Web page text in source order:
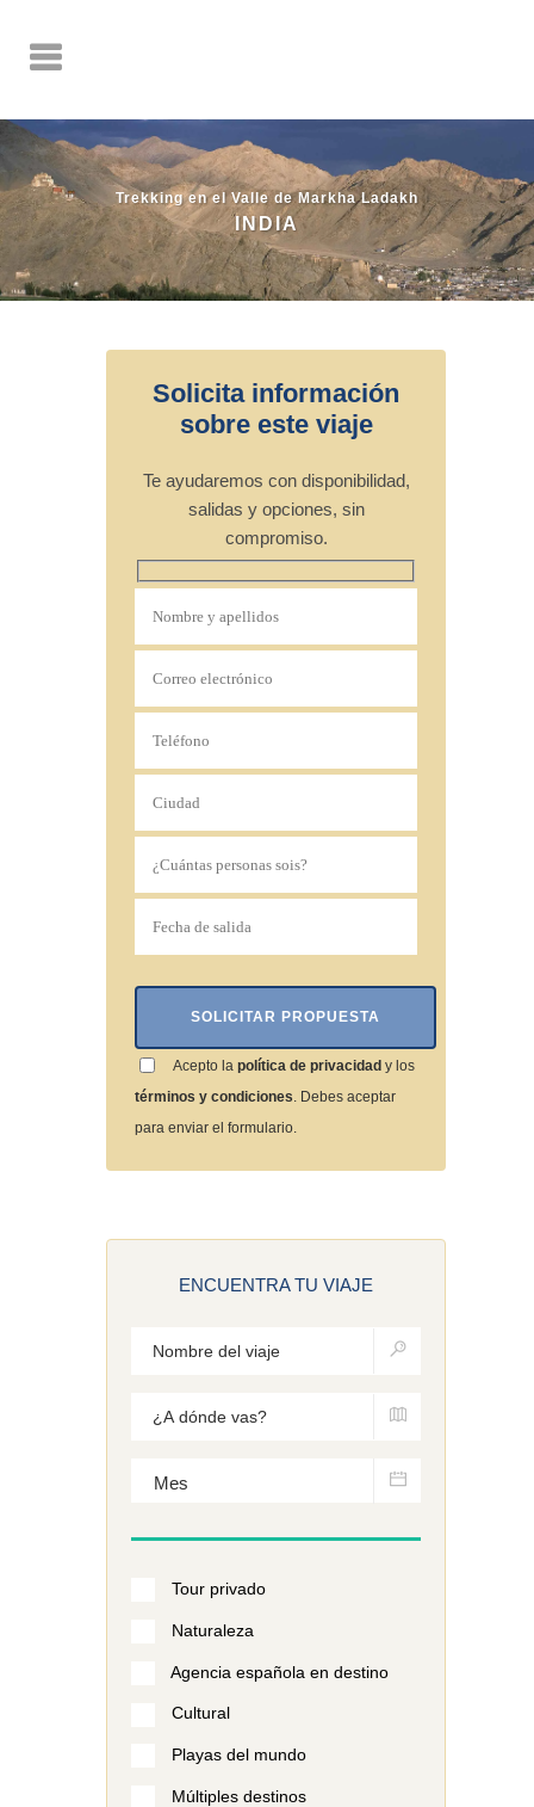
Trekking en el Valle de Markha Ladakh
INDIA
Solicita información
sobre este viaje
Te ayudaremos con disponibilidad,
salidas y opciones, sin
compromiso.
Acepto la política de privacidad y los
términos y condiciones. Debes aceptar
para enviar el formulario.
ENCUENTRA TU VIAJE
Tour privado
Naturaleza
Agencia española en destino
Cultural
Playas del mundo
Múltiples destinos